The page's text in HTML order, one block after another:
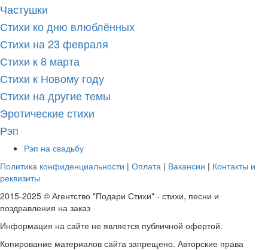
Частушки
Стихи ко дню влюблённых
Стихи на 23 февраля
Стихи к 8 марта
Стихи к Новому году
Стихи на другие темы
Эротические стихи
Рэп
Рэп на свадьбу
Политика конфиденциальности | Оплата | Вакансии | Контакты и
реквизиты
2015-2025 © Агентство "Подари Стихи" - стихи, песни и
поздравления на заказ
Информация на сайте не является публичной офертой.
Копирование материалов сайта запрещено. Авторские права